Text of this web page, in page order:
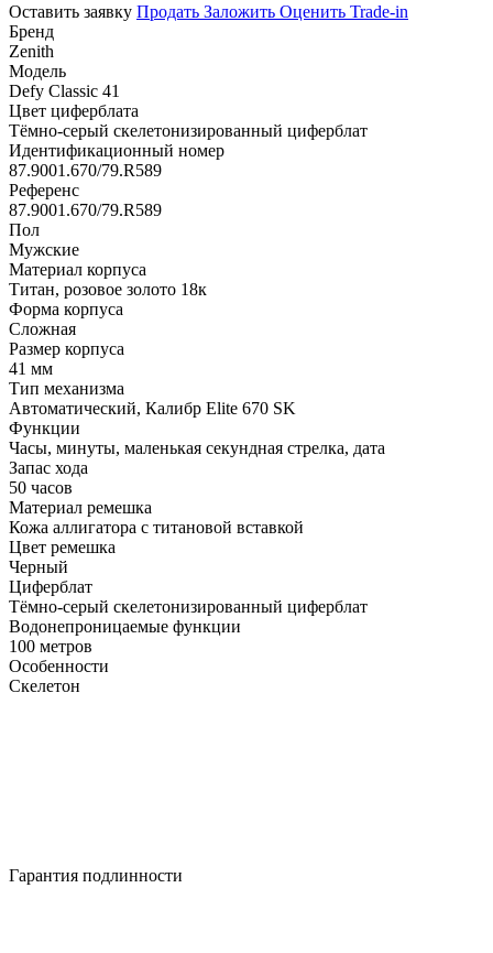
Оставить заявку Продать Заложить Оценить Trade-in
Бренд
Zenith
Модель
Defy Classic 41
Цвет циферблата
Тёмно-серый скелетонизированный циферблат
Идентификационный номер
87.9001.670/79.R589
Референс
87.9001.670/79.R589
Пол
Мужские
Материал корпуса
Титан, розовое золото 18к
Форма корпуса
Сложная
Размер корпуса
41 мм
Тип механизма
Автоматический, Калибр Elite 670 SK
Функции
Часы, минуты, маленькая секундная стрелка, дата
Запас хода
50 часов
Материал ремешка
Кожа аллигатора с титановой вставкой
Цвет ремешка
Черный
Циферблат
Тёмно-серый скелетонизированный циферблат
Водонепроницаемые функции
100 метров
Особенности
Скелетон
Гарантия подлинности